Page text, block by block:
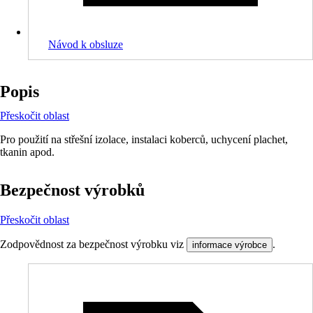
Návod k obsluze
Popis
Přeskočit oblast
Pro použití na střešní izolace, instalaci koberců, uchycení plachet,
tkanin apod.
Bezpečnost výrobků
Přeskočit oblast
Zodpovědnost za bezpečnost výrobku viz informace výrobce .